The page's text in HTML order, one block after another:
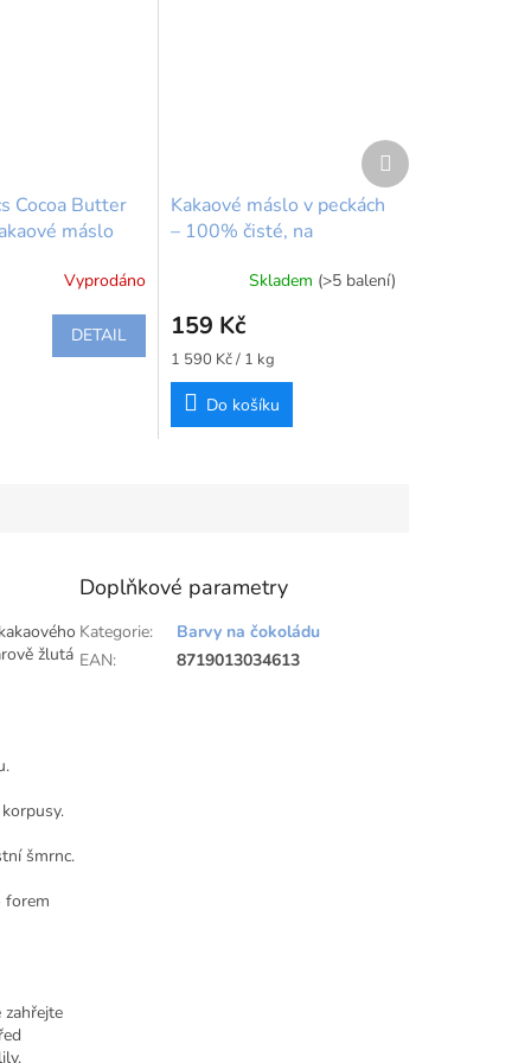
Cocoa Butter
máslo
Vyprodáno
DETAIL
Kakaové máslo v peckách
– 100% čisté, na
čokolády 100 g |
Callebaut
Skladem (>5 balení)
159 Kč
Měrná
cena:
1 590 Kč / 1 kg
Do košíku
Další
produkt
žlutá
šmrnc.
forem
Doplňkové parametry
Kategorie:
Barvy na čokoládu
EAN: 8719013034613